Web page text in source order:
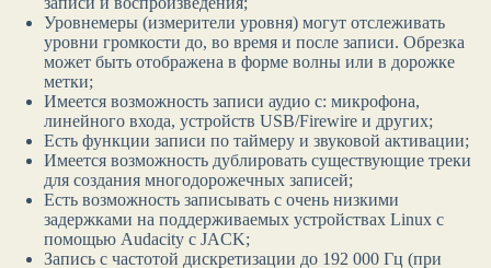
Уровнемеры (измерители уровня) могут отслеживать
уровни громкости до, во время и после записи. Обрезка
может быть отображена в форме волны или в дорожке
метки;
Имеется возможность записи аудио с: микрофона,
линейного входа, устройств USB/Firewire и других;
Есть функции записи по таймеру и звуковой активации;
Имеется возможность дублировать существующие треки
для создания многодорожечных записей;
Есть возможность записывать с очень низкими
задержками на поддерживаемых устройствах Linux с
помощью Audacity с JACK;
Запись с частотой дискретизации до 192 000 Гц (при